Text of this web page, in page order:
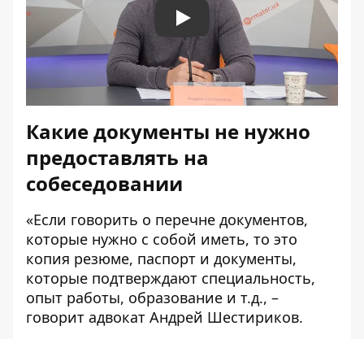
Play
Какие документы не нужно
предоставлять на
собеседовании
«Если говорить о перечне документов,
которые нужно с собой иметь, то это
копия резюме, паспорт и документы,
которые подтверждают специальность,
опыт работы, образование и т.д., –
говорит адвокат Андрей Шестириков.